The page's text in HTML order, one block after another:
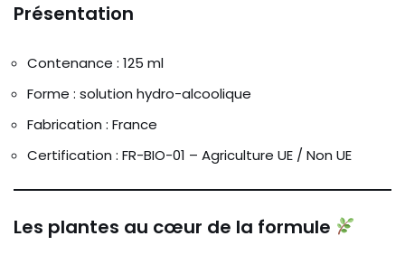
Présentation
Contenance : 125 ml
Forme : solution hydro-alcoolique
Fabrication : France
Certification : FR-BIO-01 – Agriculture UE / Non UE
Les plantes au cœur de la formule